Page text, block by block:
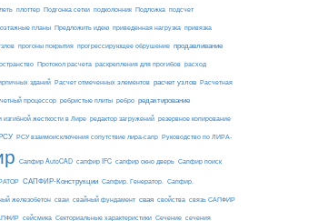
плоттер Подгонка сетки подколонник Подложка подсчет
планы Предложить идею приведенная нагрузка привязка
прогоны покрытия прогрессирующее обрушение продавливание
Протокол расчета раскрепления для прогибов расход
зданий Расчет отмеченных элементов расчет узлов Расчетная
процессор ребристые плиты ребро редактирование
жесткости в Лире редактор загружений резервное копирование
РСУ взаимоисключения сопутствие лира-сапр Руководство по ЛИРА-
Сапфир AutoCAD сапфир IFC сапфир окно дверь Сапфир поиск
САПФИР-Конструкции Сапфир. Генератор. Сапфир.
железобетон сваи свайный фундамент свая свойства связь САПФИР
сейсмика Секториальные характеристики Сечение сечения